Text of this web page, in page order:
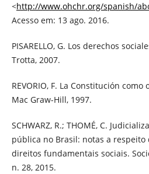
<http://www.ohchr.org/spanish/
Acesso em: 13 ago. 2016.
PISARELLO, G. Los derechos
Trotta, 2007.
REVORIO, F. La Constitución
Mac Graw-Hill, 1997.
SCHWARZ, R.; THOMÉ, C.
pública no Brasil: notas a respeito
direitos fundamentais sociais.
n. 28, 2015.